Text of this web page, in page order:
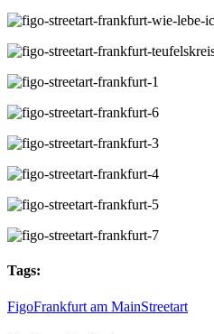
Tags:
FigoFrankfurt am MainStreetart